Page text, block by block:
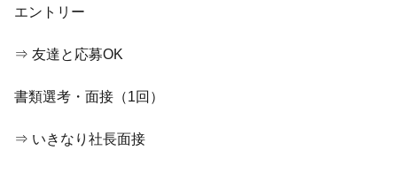
エントリー
⇒ 友達と応募OK
書類選考・面接（1回）
⇒ いきなり社長面接